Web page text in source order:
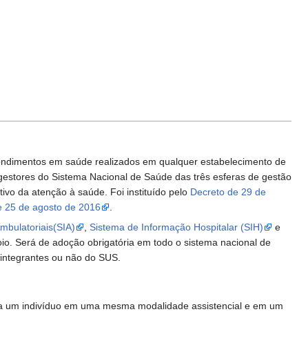
em saúde realizados em qualquer estabelecimento de
do Sistema Nacional de Saúde das três esferas de gestão
da atenção à saúde. Foi instituído pelo Decreto de 29 de
25 de agosto de 2016
Sistema de Informação Hospitalar (SIH)
e
Será de adoção obrigatória em todo o sistema nacional de
ou não do SUS.
indivíduo em uma mesma modalidade assistencial e em um